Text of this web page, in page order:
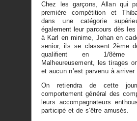
Chez les garçons, Allan qui
première compétition et
dans une catégorie
également leur parcours dès
à Karl en minime, Johan en
senior, ils se classent 2ème
qualifient en 1/8ème
Malheureusement, les tirages
et aucun n’est parvenu à arriver
On retiendra de cette
comportement général des
leurs accompagnateurs
participé et de s’être amusés.